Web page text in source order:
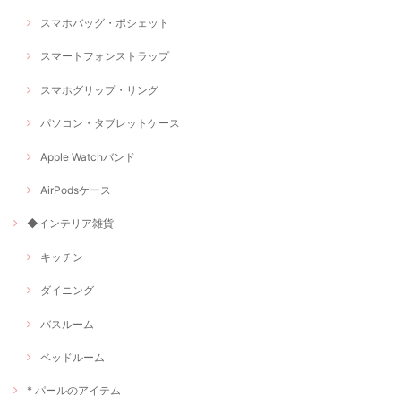
スマホバッグ・ポシェット
スマートフォンストラップ
スマホグリップ・リング
パソコン・タブレットケース
Apple Watchバンド
AirPodsケース
◆インテリア雑貨
キッチン
ダイニング
バスルーム
ベッドルーム
* パールのアイテム